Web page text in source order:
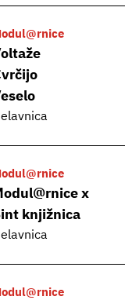
x
knjižnica